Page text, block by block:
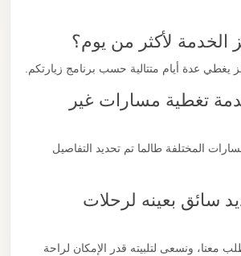
لأكثر من يوم؟
عدة أيام متتالية حسب برنامج زيارتكم.
تغطية مسارات غير
المختلفة طالما تم تحديد التفاصيل
سائق بعينه لرحلات
معنا، ونسعى لتلبيته قدر الإمكان لراحة